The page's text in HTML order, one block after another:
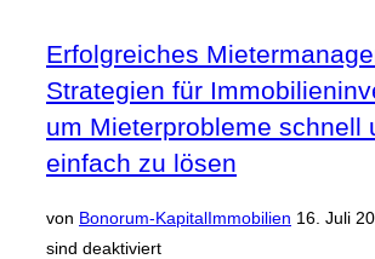
Erfolgreiches
Strategien für
um Mieterprobleme schnell
einfach zu lösen
von Bonorum-KapitalImmobilien 16. Juli
sind deaktiviert